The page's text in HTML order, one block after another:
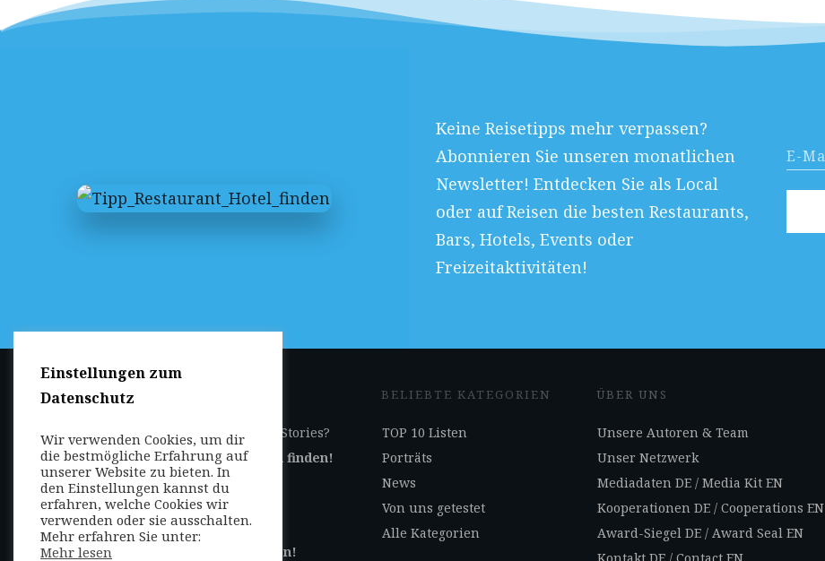
Keine Reisetipps mehr verpassen?
Abonnieren Sie unseren monatlichen
Newsletter! Entdecken Sie als Local
oder auf Reisen die besten Restaurants,
Bars, Hotels, Events oder
Freizeitaktivitäten!
Ihr Geschäft auf Reise-Stories?
JetzthierKooperation finden!
Selbst Beiträge
veröffentlichen?
Autor werden!
BELIEBTE KATEGORIEN
TOP 10 Listen
Porträts
News
Von uns getestet
Alle Kategorien
ÜBER UNS
Unsere Autoren & Team
Unser Netzwerk
Mediadaten DE /Media Kit EN
Kooperationen DE/Cooperations EN
Award-Siegel DE/Award Seal EN
Einstellungen zum
Datenschutz
Wir verwenden Cookies, um dir
die bestmögliche Erfahrung auf
unserer Website zu bieten. In
den Einstellungen kannst du
erfahren, welche Cookies wir
verwenden oder sie ausschalten.
Mehr erfahren Sie unter:
Mehr lesen